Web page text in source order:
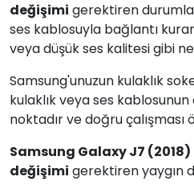
değişimi gerektiren
ses kablosuyla bağlantı
veya düşük ses kalitesi gibi
Samsung'unuzun kulaklık
kulaklık veya ses kablosunun
noktadır ve doğru çalışması
Samsung Galaxy J7
değişimi gerektiren yaygın